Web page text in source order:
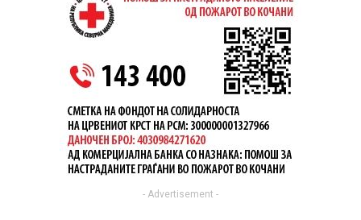
- Advertisement -